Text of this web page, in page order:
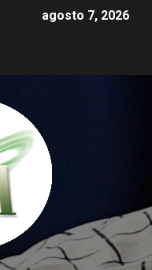
agosto 7, 2026